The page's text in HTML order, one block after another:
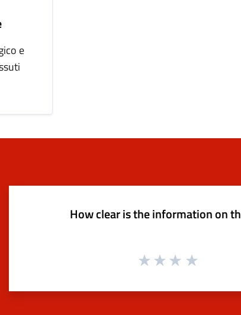
e
How clear is the information on